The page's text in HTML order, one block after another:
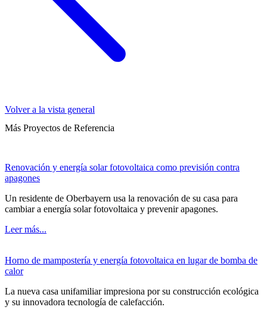
Volver a la vista general
Más Proyectos de Referencia
Renovación y energía solar fotovoltaica como previsión contra
apagones
Un residente de Oberbayern usa la renovación de su casa para
cambiar a energía solar fotovoltaica y prevenir apagones.
Leer más...
Horno de mampostería y energía fotovoltaica en lugar de bomba de
calor
La nueva casa unifamiliar impresiona por su construcción ecológica
y su innovadora tecnología de calefacción.